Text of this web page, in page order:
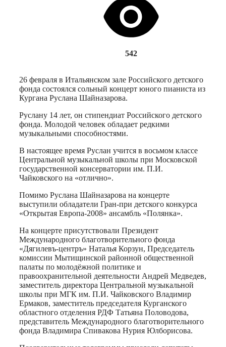
542
26 февраля в Итальянском зале Российского детского
фонда состоялся сольный концерт юного пианиста из
Кургана Руслана Шайназарова.
Руслану 14 лет, он стипендиат Российского детского
фонда. Молодой человек обладает редкими
музыкальными способностями.
В настоящее время Руслан учится в восьмом классе
Центральной музыкальной школы при Московской
государственной консерватории им. П.И.
Чайковского на «отлично».
Помимо Руслана Шайназарова на концерте
выступили обладатели Гран-при детского конкурса
«Открытая Европа-2008» ансамбль «Полянка».
На концерте присутствовали Президент
Международного благотворительного фонда
«Дягилевъ-центръ» Наталья Корзун, Председатель
комиссии Мытищинской районной общественной
палаты по молодёжной политике и
правоохранительной деятельности Андрей Медведев,
заместитель директора Центральной музыкальной
школы при МГК им. П.И. Чайковского Владимир
Ермаков, заместитель председателя Курганского
областного отделения РДФ Татьяна Половодова,
представитель Международного благотворительного
фонда Владимира Спивакова Нурия Юлборисова.